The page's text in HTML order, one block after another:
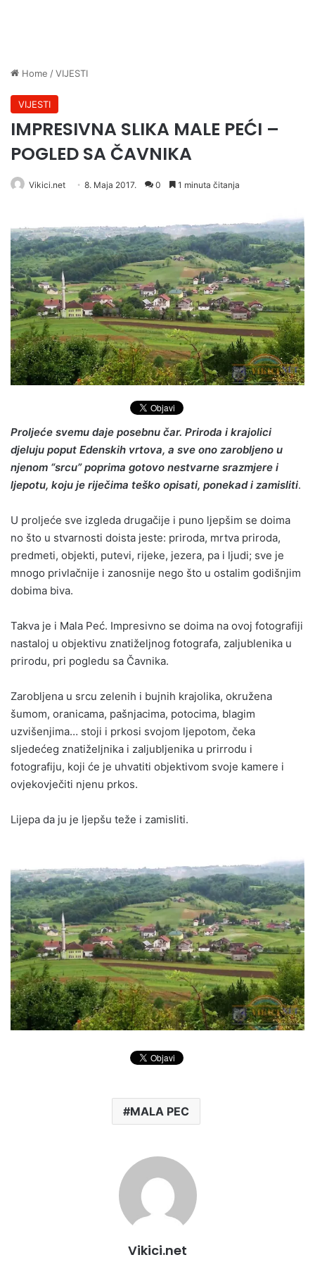
Home /VIJESTI
VIJESTI
IMPRESIVNA SLIKA MALE PEĆI –
POGLED SA ČAVNIKA
Vikici.net 8. Maja 2017. 0 1 minuta čitanja
Proljeće svemu daje posebnu čar. Priroda i krajolici
djeluju poput Edenskih vrtova, a sve ono zarobljeno u
njenom “srcu” poprima gotovo nestvarne srazmjere i
ljepotu, koju je riječima teško opisati, ponekad i zamisliti.
U proljeće sve izgleda drugačije i puno ljepšim se doima
no što u stvarnosti doista jeste: priroda, mrtva priroda,
predmeti, objekti, putevi, rijeke, jezera, pa i ljudi; sve je
mnogo privlačnije i zanosnije nego što u ostalim godišnjim
dobima biva.
Takva je i Mala Peć. Impresivno se doima na ovoj fotografiji
nastaloj u objektivu znatiželjnog fotografa, zaljublenika u
prirodu, pri pogledu sa Čavnika.
Zarobljena u srcu zelenih i bujnih krajolika, okružena
šumom, oranicama, pašnjacima, potocima, blagim
uzvišenjima… stoji i prkosi svojom ljepotom, čeka
sljedećeg znatiželjnika i zaljubljenika u prirrodu i
fotografiju, koji će je uhvatiti objektivom svoje kamere i
ovjekovječiti njenu prkos.
Lijepa da ju je ljepšu teže i zamisliti.
MALA PEC
Vikici.net